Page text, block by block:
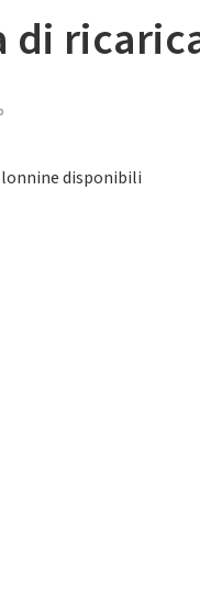
di
disponibili